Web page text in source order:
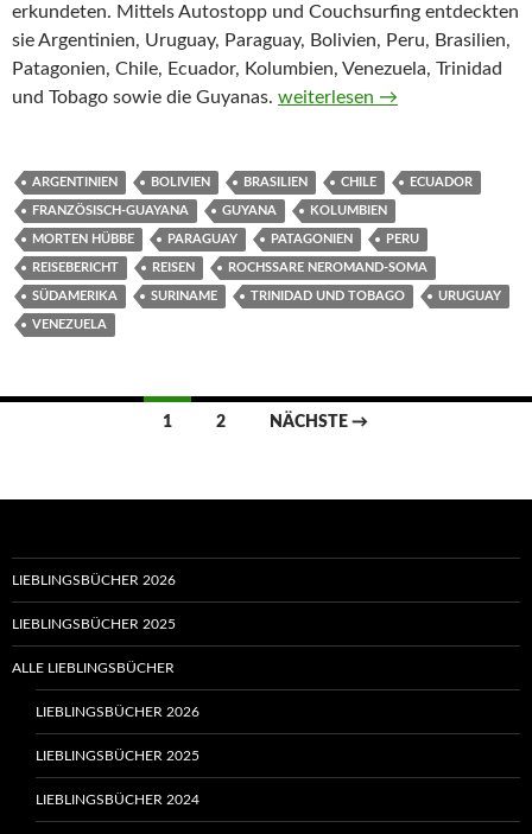
erkundeten. Mittels Autostopp und Couchsurfing entdeckten
sie Argentinien, Uruguay, Paraguay, Bolivien, Peru, Brasilien,
Patagonien, Chile, Ecuador, Kolumbien, Venezuela, Trinidad
und Tobago sowie die Guyanas. Per Anhalter durch
weiterlesen →
ARGENTINIEN BOLIVIEN BRASILIEN CHILE ECUADOR
FRANZÖSISCH-GUAYANA GUYANA KOLUMBIEN
MORTEN HÜBBE PARAGUAY PATAGONIEN PERU
REISEBERICHT REISEN ROCHSSARE NEROMAND-SOMA
SÜDAMERIKA SURINAME TRINIDAD UND TOBAGO URUGUAY
VENEZUELA
Beitragsnavigation
1 2 NÄCHSTE →
LIEBLINGSBÜCHER 2026
LIEBLINGSBÜCHER 2025
ALLE LIEBLINGSBÜCHER
LIEBLINGSBÜCHER 2026
LIEBLINGSBÜCHER 2025
LIEBLINGSBÜCHER 2024